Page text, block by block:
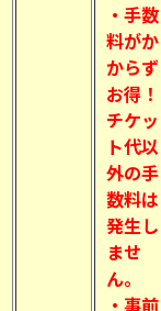
・手数
料がか
からず
お得！
チケッ
ト代以
外の手
数料は
発生し
ませ
ん。
・事前